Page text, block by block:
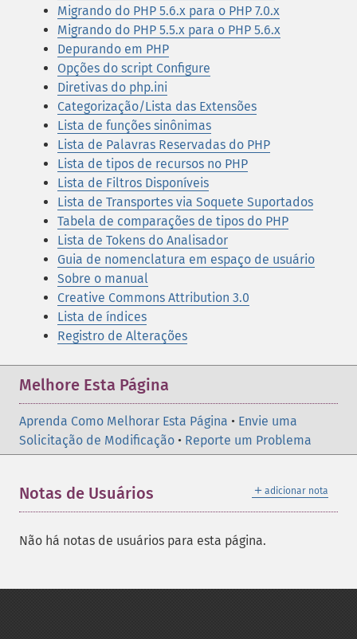
Migrando do PHP 5.6.x para o PHP 7.0.x
Migrando do PHP 5.5.x para o PHP 5.6.x
Depurando em PHP
Opções do script Configure
Diretivas do php.ini
Categorização/Lista das Extensões
Lista de funções sinônimas
Lista de Palavras Reservadas do PHP
Lista de tipos de recursos no PHP
Lista de Filtros Disponíveis
Lista de Transportes via Soquete Suportados
Tabela de comparações de tipos do PHP
Lista de Tokens do Analisador
Guia de nomenclatura em espaço de usuário
Sobre o manual
Creative Commons Attribution 3.0
Lista de índices
Registro de Alterações
Melhore Esta Página
Aprenda Como Melhorar Esta Página • Envie uma
Solicitação de Modificação • Reporte um Problema
＋ adicionar nota
Notas de Usuários
Não há notas de usuários para esta página.